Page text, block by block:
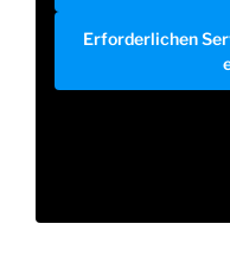
Erforderlichen